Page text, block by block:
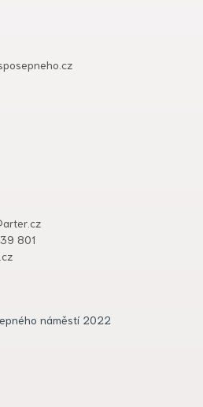
801
náměstí 2022